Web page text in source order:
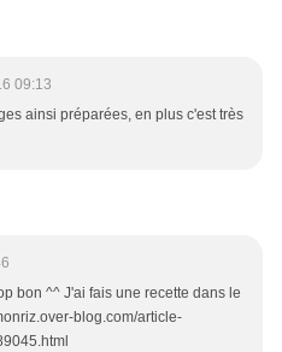
09:13
ainsi préparées, en plus c'est très
bon ^^ J'ai fais une recette dans le
blog.com/article-